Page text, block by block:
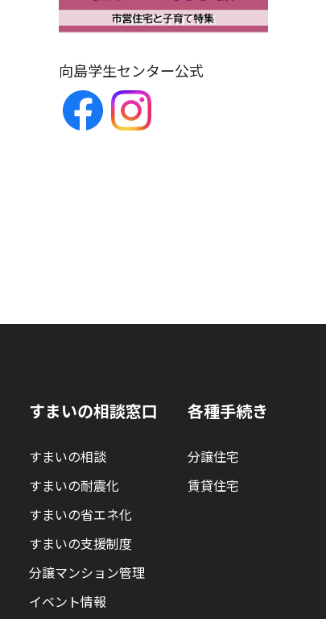
向島学生センター公式
すまいの相談窓口
すまいの相談
すまいの耐震化
すまいの省エネ化
すまいの支援制度
分譲マンション管理
イベント情報
各種手続き
分譲住宅
賃貸住宅